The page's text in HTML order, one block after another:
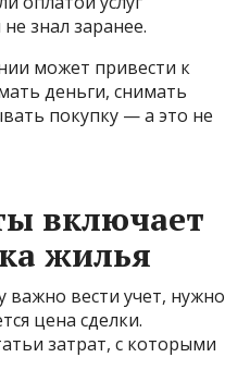
знал заранее.
может привести к
деньги, снимать
покупку — а это не
включает
жилья
вести учет, нужно
цена сделки.
затрат, с которыми